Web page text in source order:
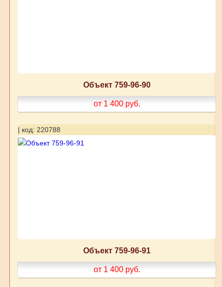
Объект 759-96-90
от 1 400 руб.
| код: 220788
Объект 759-96-91
от 1 400 руб.